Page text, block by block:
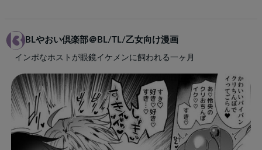
BLやおい倶楽部＠BL/TL/乙女向け漫画
インポなホストが眼鏡イケメンに飼われる一ヶ月